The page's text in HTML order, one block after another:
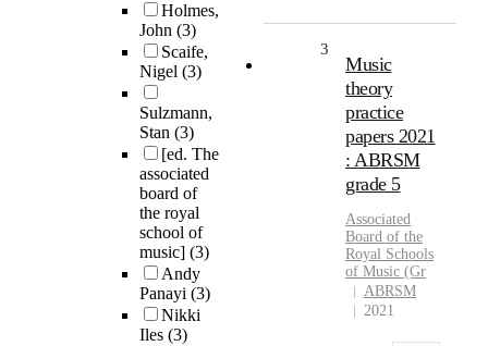
Holmes,
John (3)
Scaife,
Nigel (3)
Sulzmann,
Stan (3)
[ed. The
associated
board of
the royal
school of
music] (3)
Andy
Panayi (3)
Nikki
Iles (3)
3
Music
theory
practice
papers 2021
: ABRSM
grade 5
Associated
Board of the
Royal Schools
of Music (Gr
ABRSM
2021